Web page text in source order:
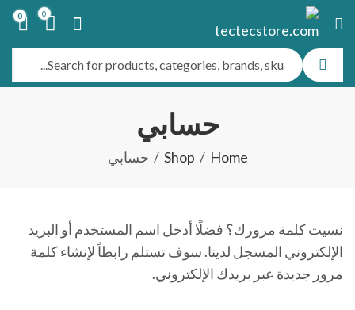
0
0
حسابي
Home
Shop حسابي
نسيت كلمة مرورك؟ فضلًا أدخل اسم المستخدم أو البريد
الإلكتروني المسجل لدينا. سوف تستلم رابطاً لإنشاء كلمة
مرور جديدة عبر بريدك الإلكتروني.